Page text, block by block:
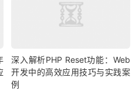
深入解析PHP Reset功能：Web
开发中的高效应用技巧与实践案
例